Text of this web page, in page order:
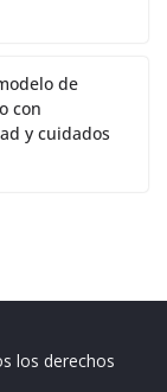
de
con
y cuidados
los derechos